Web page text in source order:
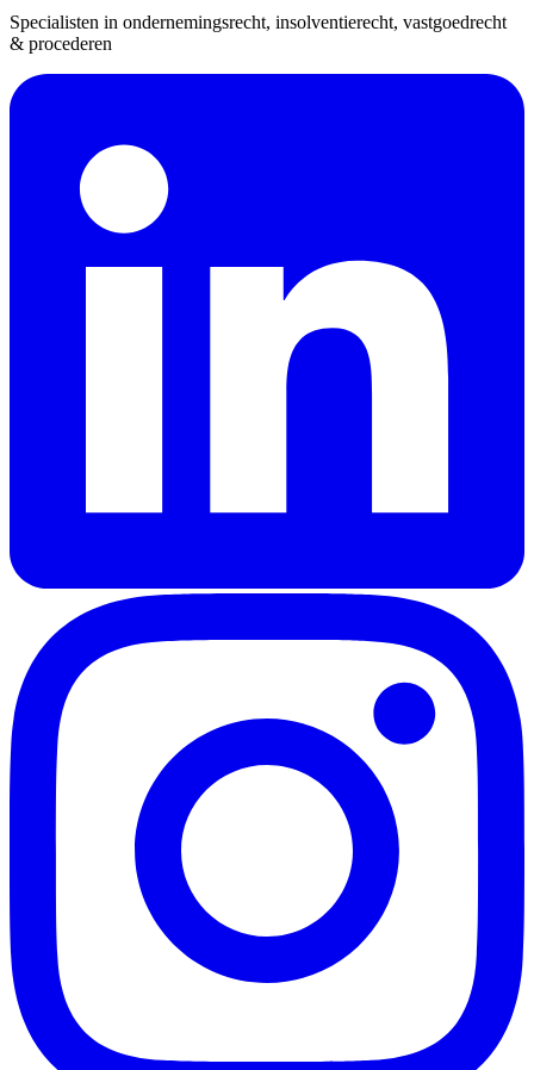
Specialisten in ondernemingsrecht, insolventierecht, vastgoedrecht
& procederen